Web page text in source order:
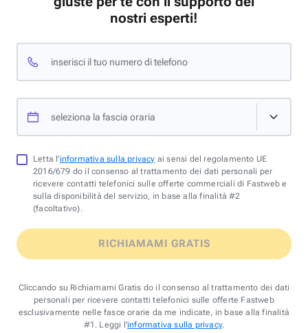
nostri esperti!
inserisci il tuo numero di telefono
seleziona la fascia oraria
Letta l'informativa sulla privacy ai sensi del regolamento UE
2016/679 do il consenso al trattamento dei dati personali per
ricevere contatti telefonici sulle offerte commerciali di Fastweb e
sulla disponibilità del servizio, in base alla finalità #2
(facoltativo).
RICHIAMAMI GRATIS
Cliccando su Richiamami Gratis do il consenso al trattamento dei dati
personali per ricevere contatti telefonici sulle offerte Fastweb
esclusivamente nelle fasce orarie da me indicate, in base alla finalità
#1. Leggi l'informativa sulla privacy.